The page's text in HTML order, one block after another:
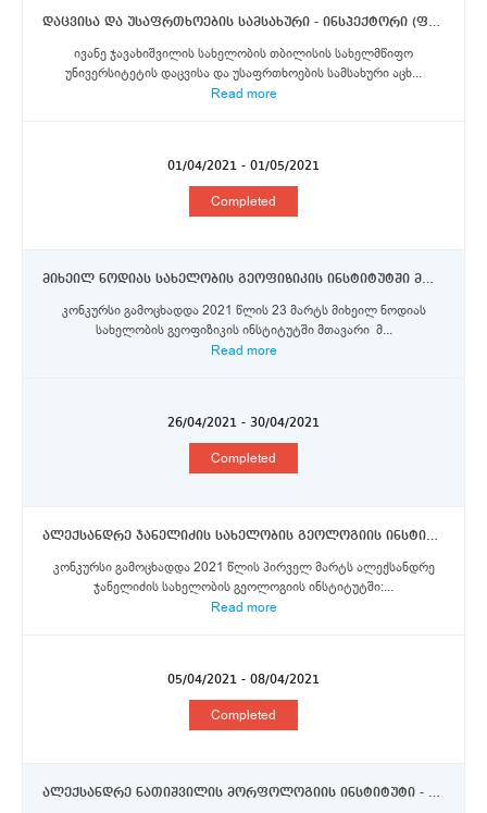
დაცვისა და უსაფრთხოების სამსახური - ინსპექტორი (ფიზიკური და ტექნიკური დაცვა)
ივანე ჯავახიშვილის სახელობის თბილისის სახელმწიფო
უნივერსიტეტის დაცვისა და უსაფრთხოების სამსახური აცხ...
Read more
01/04/2021 - 01/05/2021
Completed
მიხეილ ნოდიას სახელობის გეოფიზიკის ინსტიტუტში მთავარი მეცნიერი თანამშრომლების თანამდებობებზე
კონკურსი გამოცხადდა 2021 წლის 23 მარტს მიხეილ ნოდიას
სახელობის გეოფიზიკის ინსტიტუტში მთავარი მ...
Read more
26/04/2021 - 30/04/2021
Completed
ალექსანდრე ჯანელიძის სახელობის გეოლოგიის ინსტიტუტი - მთავარი მეცნიერი თანამშრომელი, მეცნიერი თანამშრომელი
კონკურსი გამოცხადდა 2021 წლის პირველ მარტს ალექსანდრე
ჯანელიძის სახელობის გეოლოგიის ინსტიტუტში:...
Read more
05/04/2021 - 08/04/2021
Completed
ალექსანდრე ნათიშვილის მორფოლოგიის ინსტიტუტი - მეცნიერი თანამშრომელი